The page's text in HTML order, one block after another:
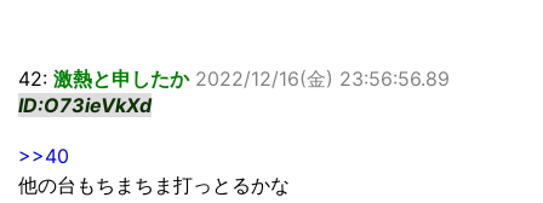
42: 激熱と申したか 2022/12/16(金) 23:56:56.89
ID:O73ieVkXd
>>40
他の台もちまちま打っとるかな